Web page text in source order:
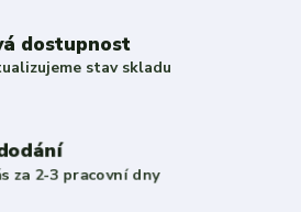
dostupnost
stav skladu
za 2-3 pracovní dny